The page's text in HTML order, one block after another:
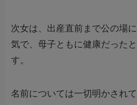
次女は、出産直前まで公の場
気で、母子ともに健康だった
す。
名前については一切明かされて